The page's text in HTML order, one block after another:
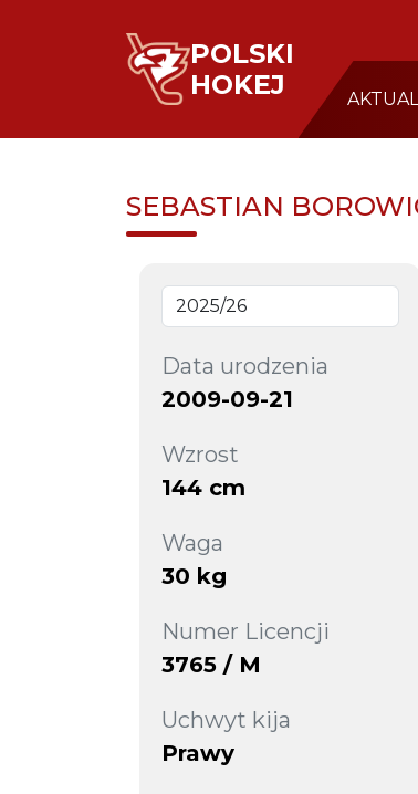
POLSKI
HOKEJ
SEBASTIAN
Data urodzenia
2009-09-21
Wzrost
144 cm
Waga
30 kg
Numer Licencji
3765 / M
Uchwyt kija
Prawy